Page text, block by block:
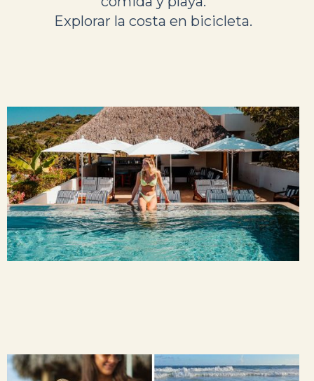
Explorar la costa en bicicleta.